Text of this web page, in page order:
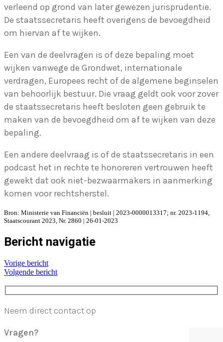
verleend op grond van later gewezen jurisprudentie.
De staatssecretaris heeft overigens de bevoegdheid
om hiervan af te wijken.
Een van de deelvragen is of deze bepaling moet
wijken vanwege de Grondwet, internationale
verdragen, Europees recht of de algemene beginselen
van behoorlijk bestuur. Die vraag geldt ook voor zover
de staatssecretaris heeft besloten geen gebruik te
maken van de bevoegdheid om af te wijken van deze
bepaling.
Een andere deelvraag is of de staatssecretaris in een
podcast het in rechte te honoreren vertrouwen heeft
gewekt dat ook niet-bezwaarmakers in aanmerking
komen voor rechtsherstel.
Bron: Ministerie van Financiën | besluit | 2023-0000013317; nr. 2023-1194,
Staatscourant 2023, Nr. 2860 | 26-01-2023
Bericht navigatie
Vorige bericht
Volgende bericht
Neem direct contact op
Vragen?